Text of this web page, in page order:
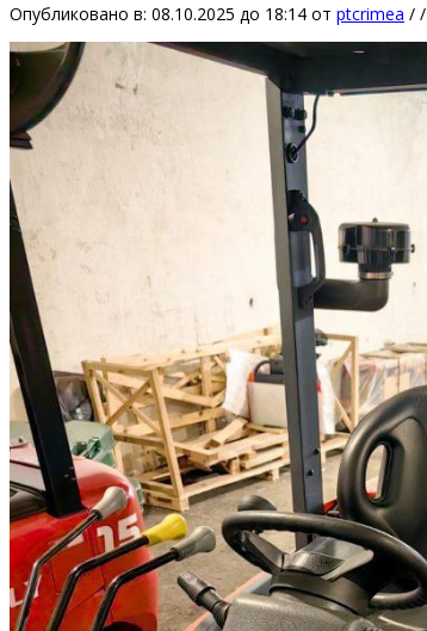
Опубликовано в: 08.10.2025 до 18:14 от ptcrimea / /